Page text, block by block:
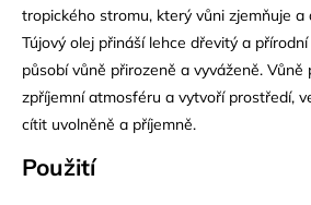
tropického stromu, který vůni zjemňuje a
Tújový olej přináší lehce dřevitý a
působí vůně přirozeně a vyváženě. Vůně
zpříjemní atmosféru a vytvoří prostředí,
cítit uvolněně a příjemně.
Použití